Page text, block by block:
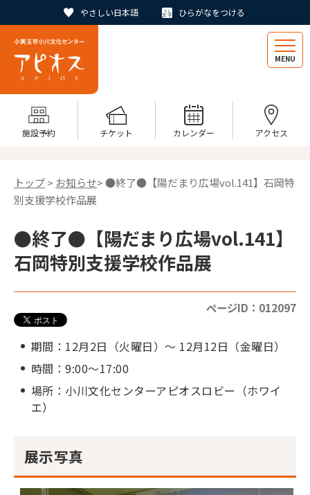
やさしい日本語 ひらがなをつける
MENU
施設予約 チケット カレンダー アクセス
トップ> お知らせ> ●終了●【陽だまり広場vol.141】石岡特
別支援学校作品展
●終了●【陽だまり広場vol.141】
石岡特別支援学校作品展
ページID：012097
期間：12月2日（火曜日）～ 12月12日（金曜日）
時間：9:00～17:00
場所：小川文化センターアピオスロビー（ホワイ
エ）
展示写真